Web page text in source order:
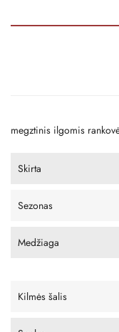
megztinis ilgomis
Skirta
Sezonas
Medžiaga
Kilmės šalis